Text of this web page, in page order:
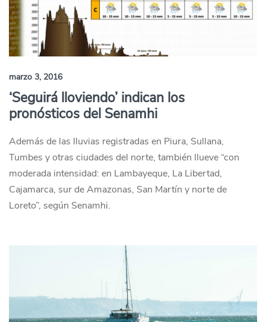
marzo 3, 2016
‘Seguirá lloviendo’ indican los
pronósticos del Senamhi
Además de las lluvias registradas en Piura, Sullana,
Tumbes y otras ciudades del norte, también llueve “con
moderada intensidad: en Lambayeque, La Libertad,
Cajamarca, sur de Amazonas, San Martín y norte de
Loreto”, según Senamhi.